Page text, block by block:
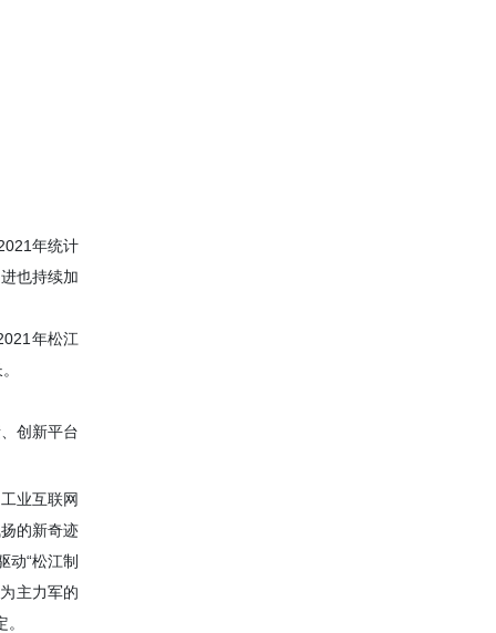
年统计
也持续加
年松江
创新平台
业互联网
的新奇迹
动“松江制
主力军的